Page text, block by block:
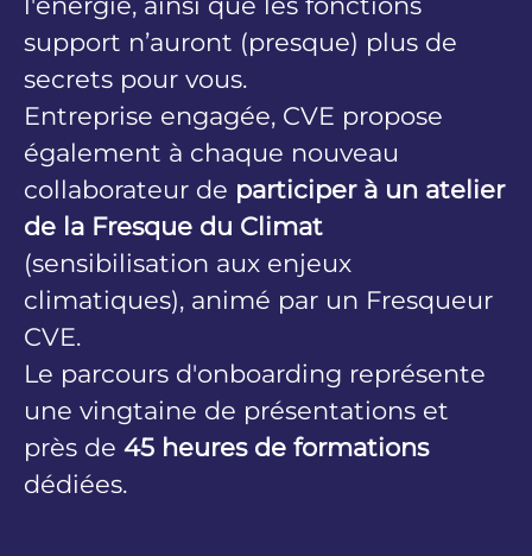
support n’auront (presque) plus de
secrets pour vous.
Entreprise engagée, CVE propose
également à chaque nouveau
collaborateur de participer à un atelier
de la Fresque du Climat
(sensibilisation aux enjeux
climatiques), animé par un Fresqueur
CVE.
Le parcours d'onboarding représente
une vingtaine de présentations et
près de 45 heures de formations
dédiées.